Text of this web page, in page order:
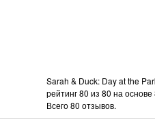
Sarah & Duck: Day at the
рейтинг80 из 80 на основе
Всего80 отзывов.